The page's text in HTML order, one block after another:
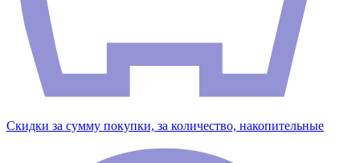
Скидки за сумму покупки, за количество, накопительные